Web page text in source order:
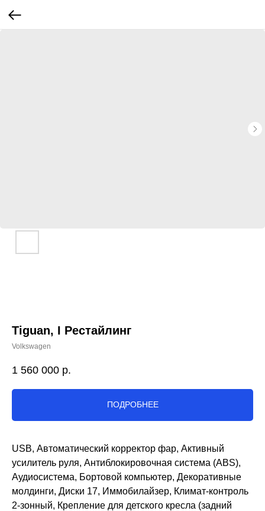
Tiguan, I Рестайлинг
Volkswagen
1 560 000 р.
ПОДРОБНЕЕ
USB, Автоматический корректор фар, Активный
усилитель руля, Антиблокировочная система (ABS),
Аудиосистема, Бортовой компьютер, Декоративные
молдинги, Диски 17, Иммобилайзер, Климат-контроль
2-зонный, Крепление для детского кресла (задний